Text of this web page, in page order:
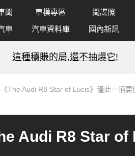
聞 車模專區 間諜照
車
汽車資料庫 國內新訊
這種穩賺的局,還不抽爆它!
The Audi R8 Star of Lucis》僅此一輛
Audi R8 Star